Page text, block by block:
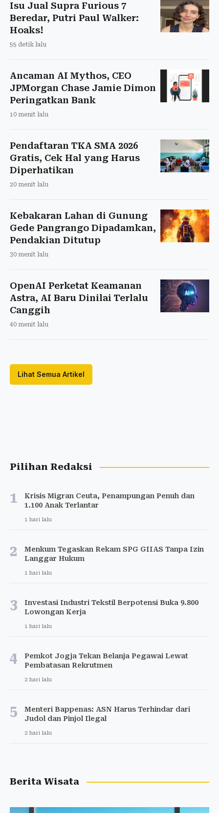
Isu Jual Supra Furious 7
Beredar, Putri Paul Walker:
Hoaks!
55 detik lalu
Ancaman AI Mythos, CEO
JPMorgan Chase Jamie Dimon
Peringatkan Bank
10 menit lalu
Pendaftaran TKA SMA 2026
Gratis, Cek Hal yang Harus
Diperhatikan
20 menit lalu
Kebakaran Lahan di Gunung
Gede Pangrango Dipadamkan,
Pendakian Ditutup
30 menit lalu
OpenAI Perketat Keamanan
Astra, AI Baru Dinilai Terlalu
Canggih
40 menit lalu
Lihat Semua Artikel
Pilihan Redaksi
1
Krisis Migran Ceuta, Penampungan Penuh dan
1.100 Anak Terlantar
1 hari lalu
2
Menkum Tegaskan Rekam SPG GIIAS Tanpa Izin
Langgar Hukum
1 hari lalu
3
Investasi Industri Tekstil Berpotensi Buka 9.800
Lowongan Kerja
1 hari lalu
4
Pemkot Jogja Tekan Belanja Pegawai Lewat
Pembatasan Rekrutmen
2 hari lalu
5
Menteri Bappenas: ASN Harus Terhindar dari
Judol dan Pinjol Ilegal
2 hari lalu
Berita Wisata